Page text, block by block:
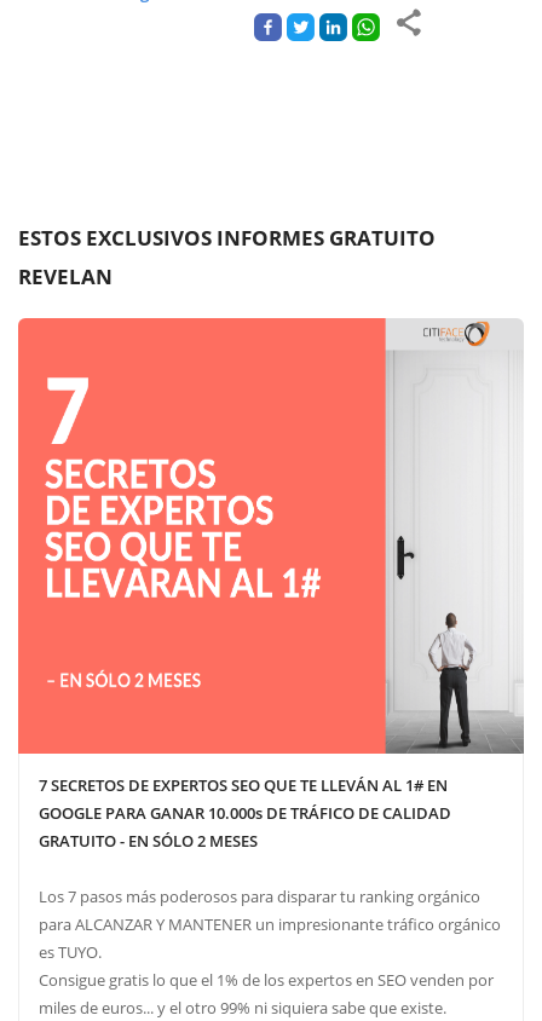
ESTOS EXCLUSIVOS INFORMES GRATUITO
REVELAN
7 SECRETOS DE EXPERTOS SEO QUE TE LLEVÁN AL 1# EN
GOOGLE PARA GANAR 10.000s DE TRÁFICO DE CALIDAD
GRATUITO - EN SÓLO 2 MESES
Los 7 pasos más poderosos para disparar tu ranking orgánico
para ALCANZAR Y MANTENER un impresionante tráfico orgánico
es TUYO.
Consigue gratis lo que el 1% de los expertos en SEO venden por
miles de euros... y el otro 99% ni siquiera sabe que existe.